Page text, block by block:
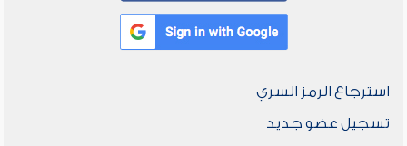
استرجاع الرمز السري
تسجيل عضو جديد